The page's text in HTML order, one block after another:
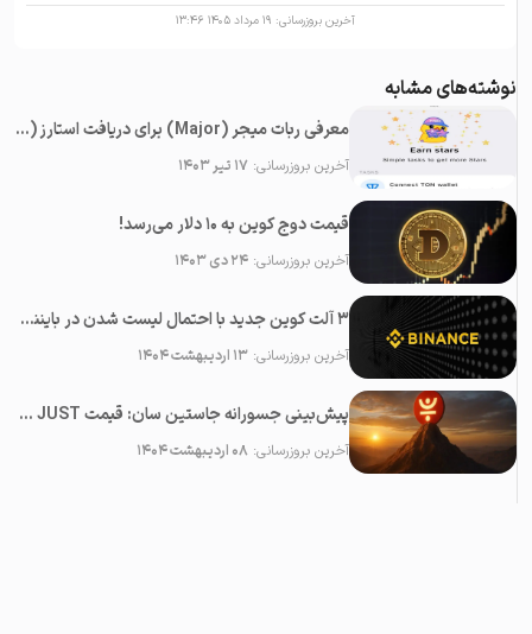
آخرین بروزرسانی: ۱۹ مرداد ۱۴۰۵ ۱۳:۴۶
نوشته‌های مشابه
معرفی ربات میجر (Major) برای دریافت استارز (Stars) رایگان در تلگرام
آخرین بروزرسانی:۱۷ تیر ۱۴۰۳
قیمت دوج کوین به ۱۰ دلار می‌رسد!
آخرین بروزرسانی:۲۴ دی ۱۴۰۳
۳ آلت کوین جدید با احتمال لیست شدن در بایننس در ماه می ۲۰۲۵
آخرین بروزرسانی:۱۳ اردیبهشت ۱۴۰۴
پیش‌بینی جسورانه جاستین سان: قیمت JUST در آینده نزدیک ۱۰۰ برابر خواهد شد!
آخرین بروزرسانی:۰۸ اردیبهشت ۱۴۰۴